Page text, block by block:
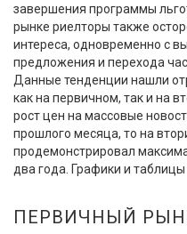
завершения программы
рынке риелторы также
интереса, одновременно с
предложения и перехода
Данные тенденции нашли
как на первичном, так и на
рост цен на массовые
прошлого месяца, то на
продемонстрировал
два года. Графики и
ПЕРВИЧНЫЙ